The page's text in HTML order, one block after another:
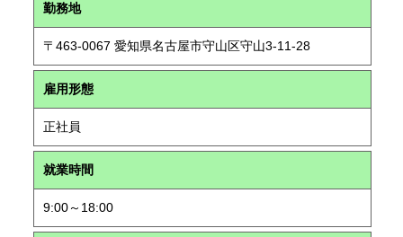
勤務地
〒463-0067 愛知県名古屋市守山区守山3-11-28
雇用形態
正社員
就業時間
9:00～18:00